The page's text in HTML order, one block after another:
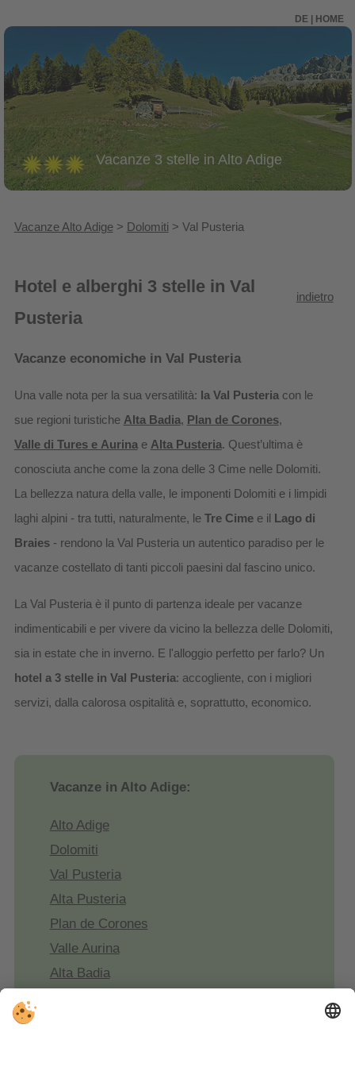
DE| HOME
Vacanze 3 stelle in Alto Adige
Vacanze Alto Adige> Dolomiti > Val Pusteria
Hotel e alberghi 3 stelle in Val
Pusteria
indietro
Vacanze economiche in Val Pusteria
Una valle nota per la sua versatilità: la Val Pusteriacon le
sue regioni turistiche Alta Badia, Plan de Corones,
Valle di Tures e Aurinae Alta Pusteria. Quest’ultima è
conosciuta anche come la zona delle 3 Cime nelle Dolomiti.
La bellezza natura della valle, le imponenti Dolomiti e i limpidi
laghi alpini - tra tutti, naturalmente, le Tre Cimee il Lago di
Braies- rendono la Val Pusteria un autentico paradiso per le
vacanze costellato di tanti piccoli paesini dal fascino unico.
La Val Pusteria è il punto di partenza ideale per vacanze
indimenticabili e per vivere da vicino la bellezza delle Dolomiti,
sia in estate che in inverno. E l'alloggio perfetto per farlo? Un
hotel a 3 stelle in Val Pusteria: accogliente, con i migliori
servizi, dalla calorosa ospitalità e, soprattutto, economico.
Vacanze in Alto Adige:
Alto Adige
Dolomiti
Val Pusteria
Alta Pusteria
Plan de Corones
Valle Aurina
Alta Badia